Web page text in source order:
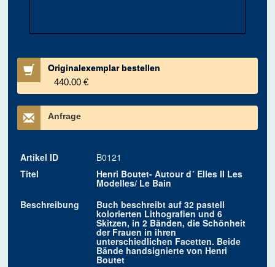
Originalexemplar bestellen
440.00 €
Anfrage
Artikel ID
B0121
Titel
Henri Boutet- Autour d´ Elles II Les
Modelles/ Le Bain
Beschreibung
Buch beschreibt auf 32 pastell
kolorierten Lithografien und 6
Skitzen, in 2 Bänden, die Schönheit
der Frauen in ihren
unterschiedlichen Facetten. Beide
Bände handsignierte von Henri
Boutet